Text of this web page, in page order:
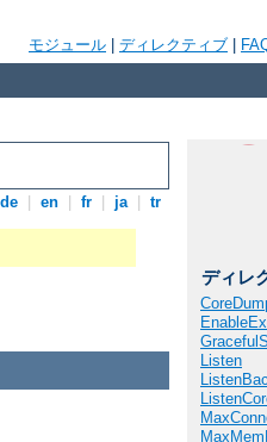
モジュール ディレクティブ
de en fr ja tr
ディレ
Listen